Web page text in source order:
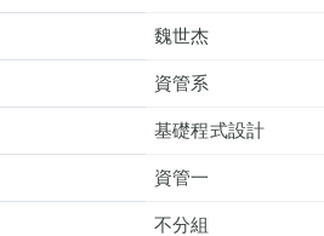
魏世杰
資管系
基礎程式設計
資管一
不分組